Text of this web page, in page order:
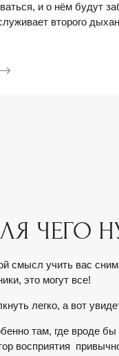
и о нём будут
второго
ЧЕГО
смысл учить вас
это могут все!
легко, а вот
там, где вроде бы
восприятия